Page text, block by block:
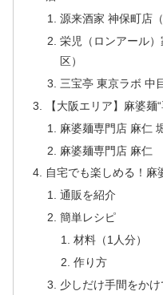
源来酒家 神保町店
栄児（ロンアール
区）
三宝亭 東京ラボ 中
【大阪エリア】麻婆麺
麻婆麺専門店 麻仁
麻婆麺専門店 麻仁
自宅でも楽しめる！麻
通販を紹介
簡単レシピ
材料（1人分）
作り方
少しだけ手間をか